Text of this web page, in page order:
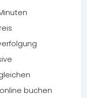
buchen